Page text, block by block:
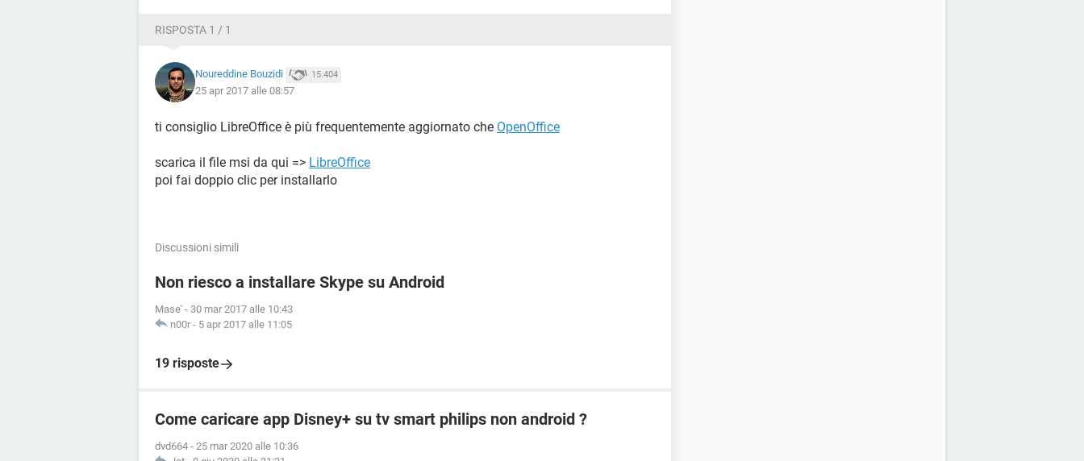
RISPOSTA 1 / 1
Noureddine Bouzidi 15.404
25 apr 2017 alle 08:57
ti consiglio LibreOffice è più frequentemente aggiornato che OpenOffice
scarica il file msi da qui => LibreOffice
poi fai doppio clic per installarlo
Discussioni simili
Non riesco a installare Skype su Android
Mase' - 30 mar 2017 alle 10:43
n00r - 5 apr 2017 alle 11:05
19 risposte
Come caricare app Disney+ su tv smart philips non android ?
dvd664 - 25 mar 2020 alle 10:36